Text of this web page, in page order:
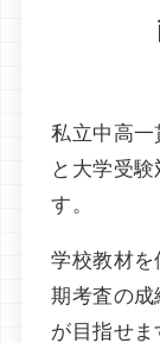
私立中高
と大学受
す。
学校教材を
期考査の
が目指せま